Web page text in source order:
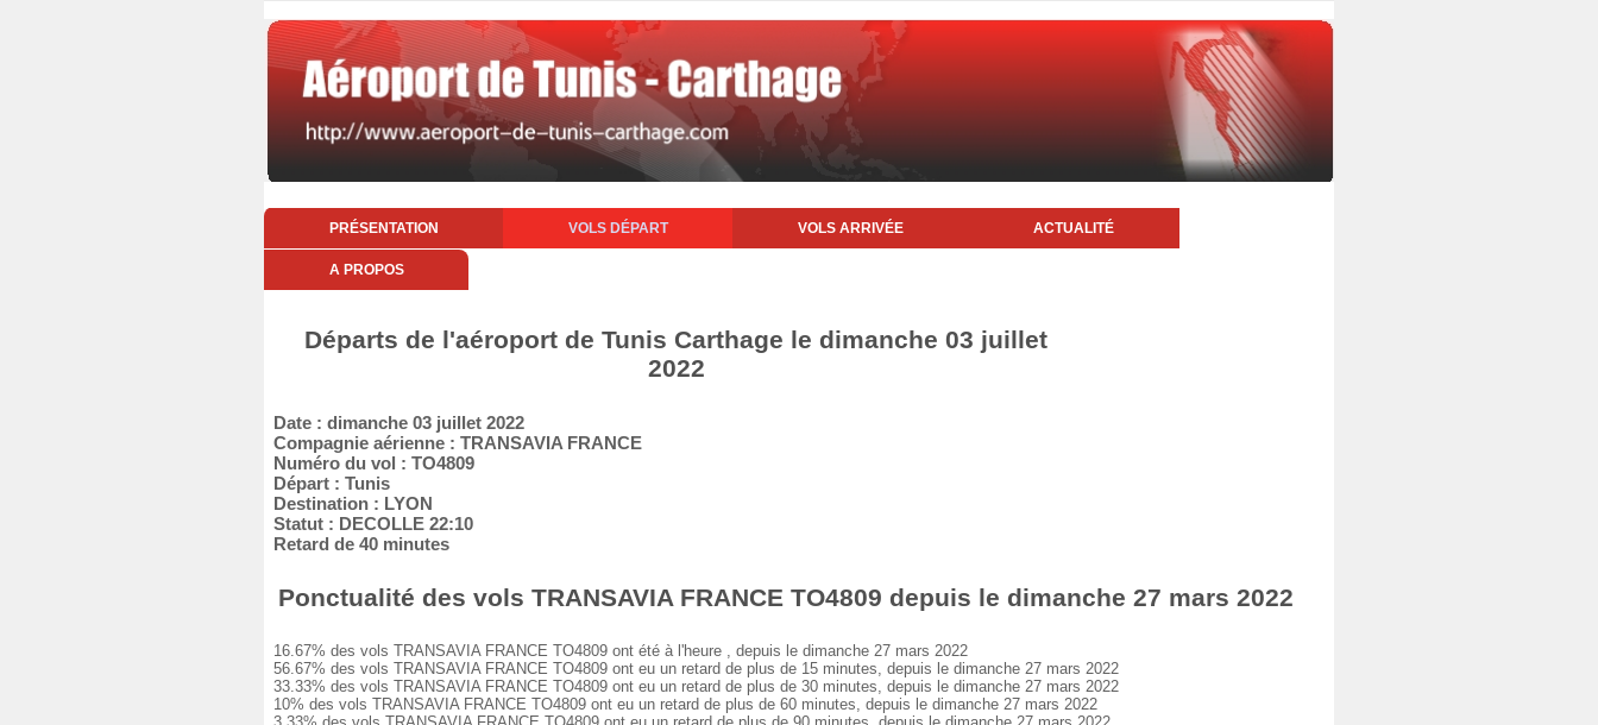
PRÉSENTATION VOLS DÉPART VOLS ARRIVÉE ACTUALITÉ
A PROPOS
Départs de l'aéroport de Tunis Carthage le dimanche 03 juillet
2022
Date : dimanche 03 juillet 2022
Compagnie aérienne : TRANSAVIA FRANCE
Numéro du vol : TO4809
Départ : Tunis
Destination : LYON
Statut : DECOLLE 22:10
Retard de 40 minutes
Ponctualité des vols TRANSAVIA FRANCE TO4809 depuis le dimanche 27 mars 2022
16.67% des vols TRANSAVIA FRANCE TO4809 ont été à l'heure , depuis le dimanche 27 mars 2022
56.67% des vols TRANSAVIA FRANCE TO4809 ont eu un retard de plus de 15 minutes, depuis le dimanche 27 mars 2022
33.33% des vols TRANSAVIA FRANCE TO4809 ont eu un retard de plus de 30 minutes, depuis le dimanche 27 mars 2022
10% des vols TRANSAVIA FRANCE TO4809 ont eu un retard de plus de 60 minutes, depuis le dimanche 27 mars 2022